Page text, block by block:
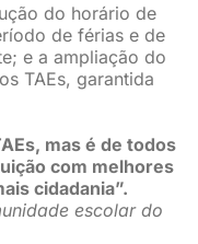
do horário de
de férias e de
e a ampliação do
TAEs, garantida
mas é de todos
com melhores
cidadania”.
escolar do